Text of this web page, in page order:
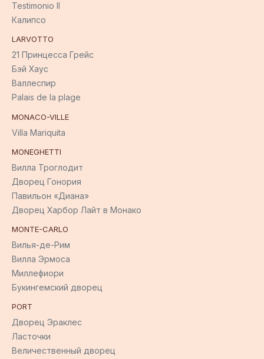
Testimonio II
Калипсо
LARVOTTO
21 Принцесса Грейс
Бэй Хаус
Валлеспир
Palais de la plage
MONACO-VILLE
Villa Mariquita
MONEGHETTI
Вилла Троглодит
Дворец Гонория
Павильон «Диана»
Дворец Харбор Лайт в Монако
MONTE-CARLO
Вилья-де-Рим
Вилла Эрмоса
Миллефиори
Букингемский дворец
PORT
Дворец Эраклес
Ласточки
Величественный дворец